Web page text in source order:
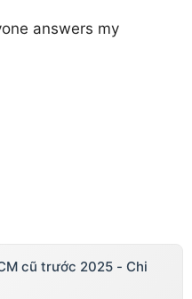
answers my
cũ trước 2025 - Chi